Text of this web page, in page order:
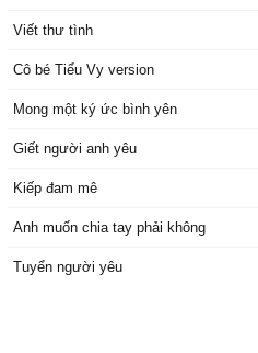
Viết thư tình
Cô bé Tiểu Vy version
Mong một ký ức bình yên
Giết người anh yêu
Kiếp đam mê
Anh muốn chia tay phải không
Tuyển người yêu